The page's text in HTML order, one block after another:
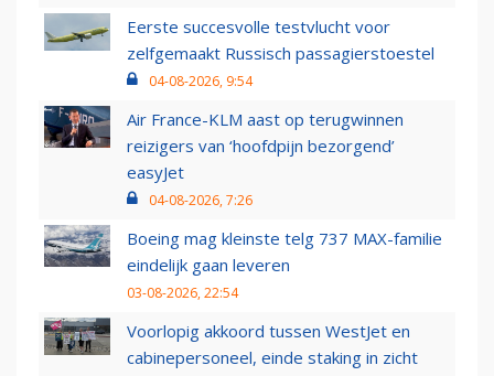
Eerste succesvolle testvlucht voor
zelfgemaakt Russisch passagierstoestel
04-08-2026, 9:54
Air France-KLM aast op terugwinnen
reizigers van ‘hoofdpijn bezorgend’
easyJet
04-08-2026, 7:26
Boeing mag kleinste telg 737 MAX-familie
eindelijk gaan leveren
03-08-2026, 22:54
Voorlopig akkoord tussen WestJet en
cabinepersoneel, einde staking in zicht